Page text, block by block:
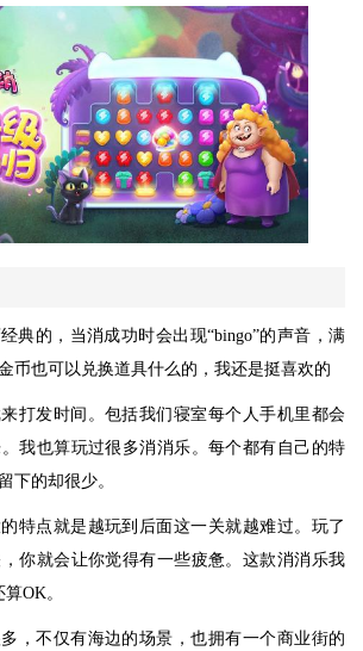
典的，当消成功时会出现“bingo”的声音，满
币也可以兑换道具什么的，我还是挺喜欢的
打发时间。包括我们寝室每个人手机里都会
我也算玩过很多消消乐。每个都有自己的特
下的却很少。
特点就是越玩到后面这一关就越难过。玩了
你就会让你觉得有一些疲惫。这款消消乐我
OK。
，不仅有海边的场景，也拥有一个商业街的